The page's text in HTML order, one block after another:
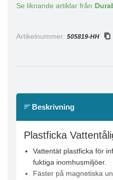
Se liknande artiklar från
Artikelnummer: 505819-HH
Beskrivning
Plastficka
Vattentät plastficka för
fuktiga inomhusmiljöer.
Fäster på magnetiska